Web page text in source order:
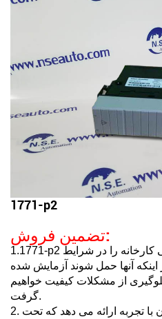
1771-p2
تضمین فروش:
1.1771-p2 ما 100٪ جدید بسته بندی اصلی کارخانه را در شرایط
آنها حمل شوند آزمایش شده
جلوگیری از مشکلات کیفیت خواهیم
گرفت.
2. ما پشتیبانی فنی توسط کارکنان با تجربه ارائه می دهد که تحت